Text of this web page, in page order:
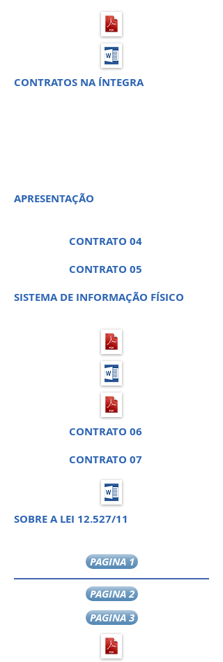
CONTRATOS NA ÍNTEGRA
APRESENTAÇÃO
CONTRATO 04
CONTRATO 05
SISTEMA DE INFORMAÇÃO FÍSICO
CONTRATO 06
CONTRATO 07
SOBRE A LEI 12.527/11
PAGINA 1
PAGINA 2
PAGINA 3